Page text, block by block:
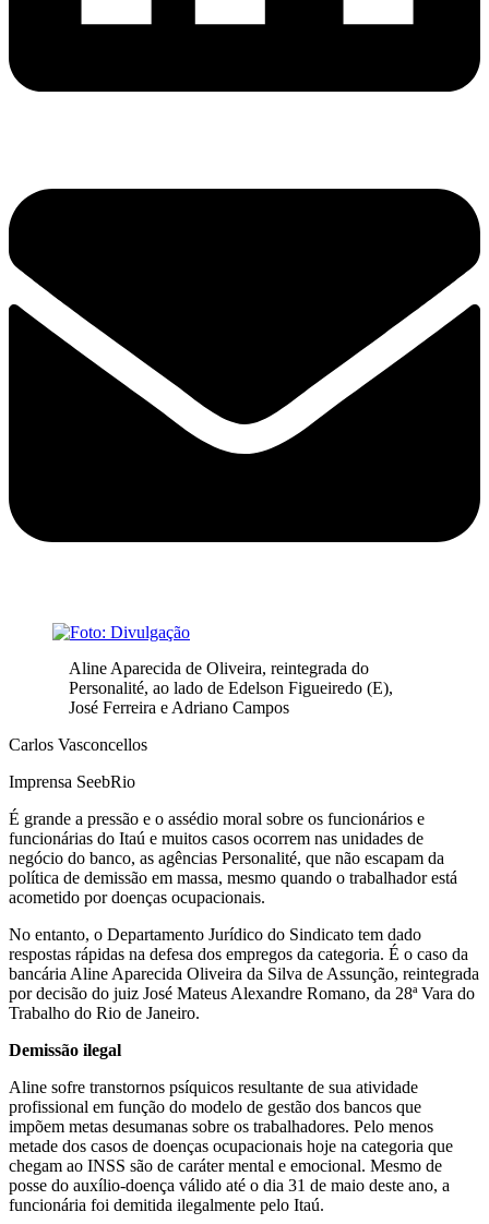
Aline Aparecida de Oliveira, reintegrada do
Personalité, ao lado de Edelson Figueiredo (E),
José Ferreira e Adriano Campos
Carlos Vasconcellos
Imprensa SeebRio
É grande a pressão e o assédio moral sobre os funcionários e
funcionárias do Itaú e muitos casos ocorrem nas unidades de
negócio do banco, as agências Personalité, que não escapam da
política de demissão em massa, mesmo quando o trabalhador está
acometido por doenças ocupacionais.
No entanto, o Departamento Jurídico do Sindicato tem dado
respostas rápidas na defesa dos empregos da categoria. É o caso da
bancária Aline Aparecida Oliveira da Silva de Assunção, reintegrada
por decisão do juiz José Mateus Alexandre Romano, da 28ª Vara do
Trabalho do Rio de Janeiro.
Demissão ilegal
Aline sofre transtornos psíquicos resultante de sua atividade
profissional em função do modelo de gestão dos bancos que
impõem metas desumanas sobre os trabalhadores. Pelo menos
metade dos casos de doenças ocupacionais hoje na categoria que
chegam ao INSS são de caráter mental e emocional. Mesmo de
posse do auxílio-doença válido até o dia 31 de maio deste ano, a
funcionária foi demitida ilegalmente pelo Itaú.